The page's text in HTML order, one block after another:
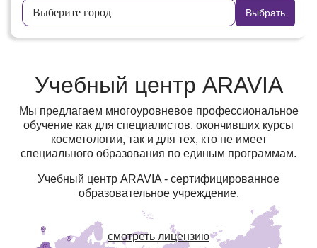
Выберите город Выбрать
Учебный центр ARAVIA
Мы предлагаем многоуровневое профессиональное
обучение как для специалистов, окончивших курсы
косметологии, так и для тех, кто не имеет
специального образования по единым программам.
Учебный центр ARAVIA - сертифицированное
образовательное учреждение.
смотреть лицензию